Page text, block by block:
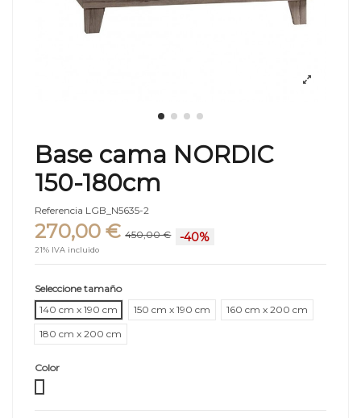
Base cama NORDIC
150-180cm
Referencia LGB_N5635-2
270,00 € 450,00 € -40%
21% IVA incluido
Seleccione tamaño
140 cm x 190 cm
150 cm x 190 cm
160 cm x 200 cm
180 cm x 200 cm
Color